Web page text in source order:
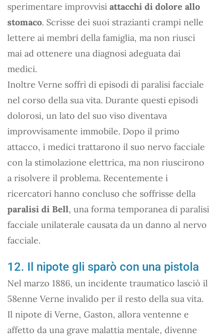
sperimentare improvvisi attacchi di dolore allo
stomaco. Scrisse dei suoi strazianti crampi nelle
lettere ai membri della famiglia, ma non riuscì
mai ad ottenere una diagnosi adeguata dai
medici.
Inoltre Verne soffrì di episodi di paralisi facciale
nel corso della sua vita. Durante questi episodi
dolorosi, un lato del suo viso diventava
improvvisamente immobile. Dopo il primo
attacco, i medici trattarono il suo nervo facciale
con la stimolazione elettrica, ma non riuscirono
a risolvere il problema. Recentemente i
ricercatori hanno concluso che soffrisse della
paralisi di Bell, una forma temporanea di paralisi
facciale unilaterale causata da un danno al nervo
facciale.
12. Il nipote gli sparò con una pistola
Nel marzo 1886, un incidente traumatico lasciò il
58enne Verne invalido per il resto della sua vita.
Il nipote di Verne, Gaston, allora ventenne e
affetto da una grave malattia mentale, divenne